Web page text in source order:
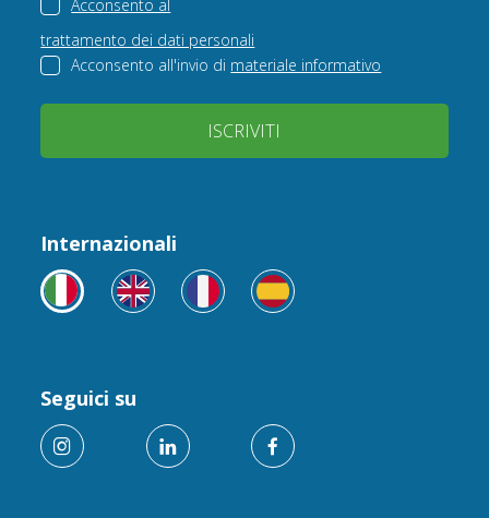
Acconsento al
trattamento dei dati personali
Acconsento all'invio di materiale informativo
ISCRIVITI
Internazionali
Seguici su